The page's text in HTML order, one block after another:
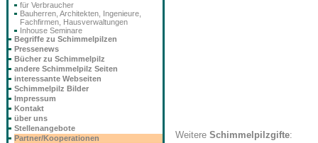
Weitere Schimmelpilzgifte:
für Verbraucher
Bauherren, Architekten, Ingenieure,
Fachfirmen, Hausverwaltungen
Inhouse Seminare
Begriffe zu Schimmelpilzen
Pressenews
Bücher zu Schimmelpilz
andere Schimmelpilz Seiten
interessante Webseiten
Schimmelpilz Bilder
Impressum
Kontakt
über uns
Stellenangebote
Partner/Kooperationen